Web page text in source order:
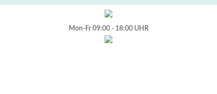
Mon-Fr 09:00 - 18:00 UHR